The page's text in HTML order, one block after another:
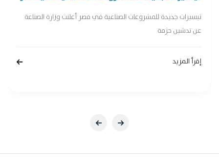
تيسيرات جديدة للمشروعات الصناعية في مصر أعلنت وزارة الصناعة
عن تدشين حزمة
إقرأ المزيد